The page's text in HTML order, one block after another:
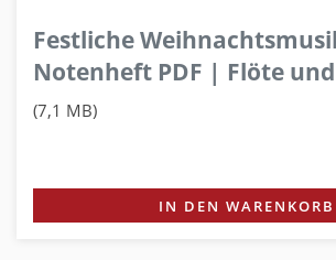
Festliche
Notenheft PDF | Flöte
(7,1 MB)
IN DEN WARENKORB